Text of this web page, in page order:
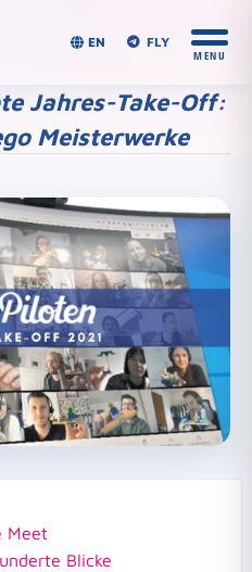
EN FLY
Jahres-Take-Off:
Meisterwerke
Meet
Blicke